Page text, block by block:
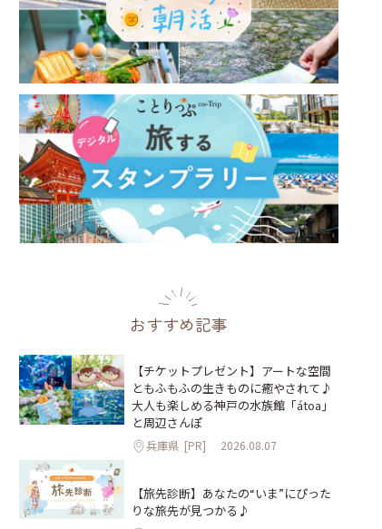
おすすめ記事
【チケットプレゼント】アートな空間
ともふもふの生きものに癒やされて♪
大人も楽しめる神戸の水族館「átoa」
と周辺さんぽ
兵庫県 [PR] 2026.08.07
【旅先診断】あなたの“いま”にぴった
りな旅先が見つかる♪